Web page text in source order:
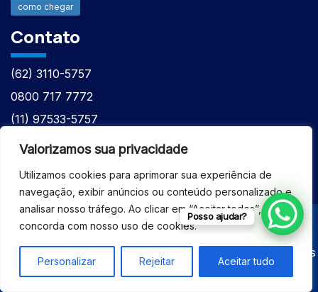
Valorizamos sua privacidade
Utilizamos cookies para aprimorar sua experiência de
navegação, exibir anúncios ou conteúdo personalizado e
analisar nosso tráfego. Ao clicar em “Aceitar todos”, você
concorda com nosso uso de cookies.
Personalizar Rejeitar Aceitar tudo
como chegar
Contato
(62) 3110-5757
0800 717 7772
(11) 97533-5757
(62) 98610-7777
© 2026 - ASSISTÊNCIA TÉCNICA ESPECIALIZADA
EQUIPAMENTOS BRUKER - Todos os direitos reservados
Posso ajudar?